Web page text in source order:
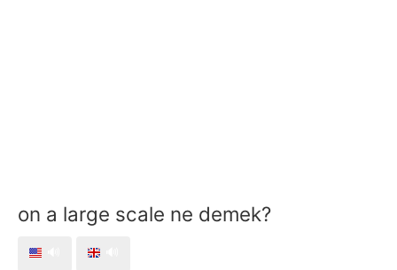
on a large scale ne demek?